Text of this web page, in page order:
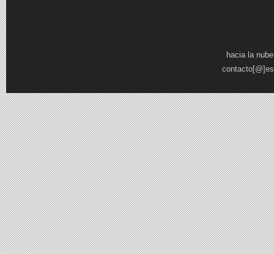
hacia la